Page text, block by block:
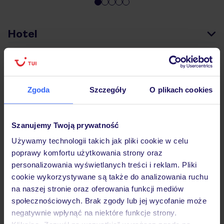
Zgoda Szczegóły O plikach cookies
Szanujemy Twoją prywatność
Używamy technologii takich jak pliki cookie w celu
poprawy komfortu użytkowania strony oraz
personalizowania wyświetlanych treści i reklam. Pliki
cookie wykorzystywane są także do analizowania ruchu
na naszej stronie oraz oferowania funkcji mediów
społecznościowych. Brak zgody lub jej wycofanie może
negatywnie wpłynąć na niektóre funkcje strony.
Hotel
Wyżywienie
Atrakcje
Ważne informacje
Często zadawane pytania
Jak zmienić uczestników/osobę zgłaszającą?
Czy w Hotelu będzie przedstawiciel TUI?